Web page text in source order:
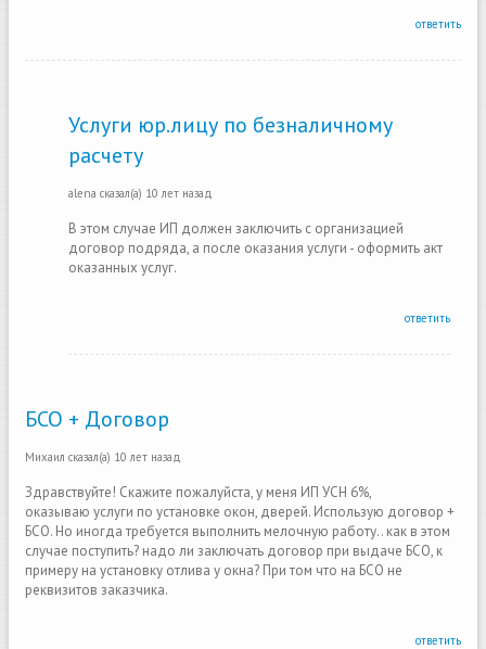
ответить
Услуги юр.лицу по безналичному
расчету
alena сказал(а) 10 лет назад
В этом случае ИП должен заключить с организацией
договор подряда, а после оказания услуги - оформить акт
оказанных услуг.
ответить
БСО + Договор
Михаил сказал(а) 10 лет назад
Здравствуйте! Скажите пожалуйста, у меня ИП УСН 6%,
оказываю услуги по установке окон, дверей. Использую договор +
БСО. Но иногда требуется выполнить мелочную работу.. как в этом
случае поступить? надо ли заключать договор при выдаче БСО, к
примеру на установку отлива у окна? При том что на БСО не
реквизитов заказчика.
ответить